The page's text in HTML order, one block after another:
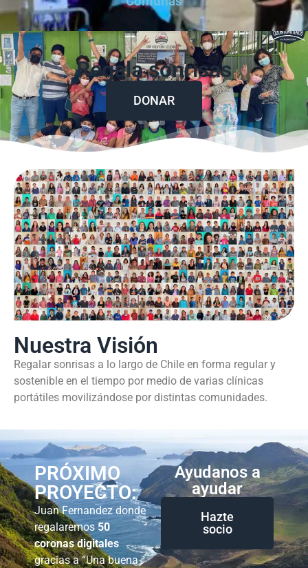
Regala sonrisas
DONAR
Nuestra Visión
Regalar sonrisas a lo largo de Chile en forma regular y
sostenible en el tiempo por medio de varias clínicas
portátiles movilizándose por distintas comunidades.
PRÓXIMO
PROYECTO:
Juan Fernandez donde
regalaremos 50
coronas digitales
gracias a “Una buena
Ayudanos a
ayudar
Hazte
socio